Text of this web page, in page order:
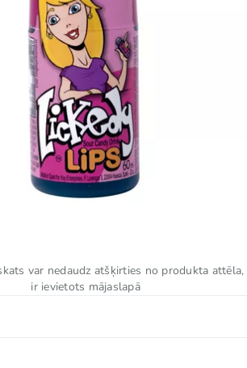
sīrups, ūdens, skābes (E270,
var nedaudz atšķirties no produkta attēla,
ir ievietots mājaslapā